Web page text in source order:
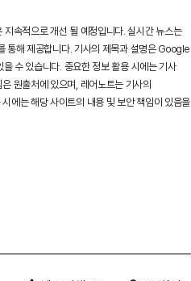
속적으로 개선 될 예정입니다. 실시간 뉴스는
해 제공합니다. 기사의 제목과 설명은 Google
수 있습니다. 중요한 정보 활용 시에는 기사
원출처에 있으며, 레어노트는 기사의
에는 해당 사이트의 내용 및 보안 책임이 있음을